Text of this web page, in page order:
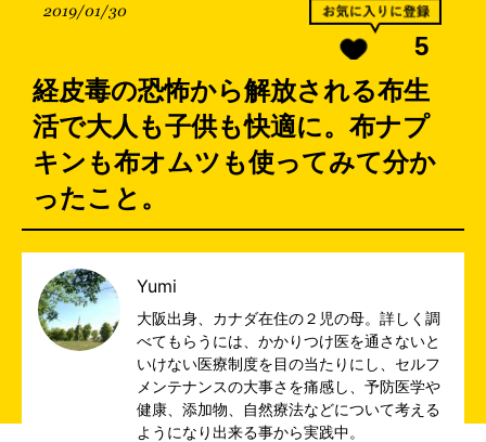
2019/01/30
5
経皮毒の恐怖から解放される布生
活で大人も子供も快適に。布ナプ
キンも布オムツも使ってみて分か
ったこと。
Yumi
大阪出身、カナダ在住の２児の母。詳しく調
べてもらうには、かかりつけ医を通さないと
いけない医療制度を目の当たりにし、セルフ
メンテナンスの大事さを痛感し、予防医学や
健康、添加物、自然療法などについて考える
ようになり出来る事から実践中。